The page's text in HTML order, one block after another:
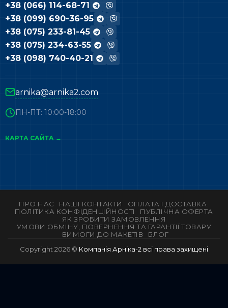
+38 (066) 114-68-71
+38 (099) 690-36-95
+38 (075) 233-81-45
+38 (075) 234-63-55
+38 (098) 740-40-21
arnika@arnika2.com
ПН-ПТ: 10:00-18:00
КАРТА САЙТА →
ПРО НАС НАШІ КОНТАКТИ
ОПЛАТА І ДОСТАВКА
ПОЛІТИКА КОНФІДЕНЦІЙНОСТІ
ПУБЛІЧНА ОФЕРТА
ЯК ЗРОБИТИ ЗАМОВЛЕННЯ
УМОВИ ОБМІНУ, ПОВЕРНЕННЯ ТА ГАРАНТІЇ ТОВАРУ
ВИМОГИ ДО МАКЕТІВ
БЛОГ
Copyright 2026 © Компанія Арніка-2 всі права захищені